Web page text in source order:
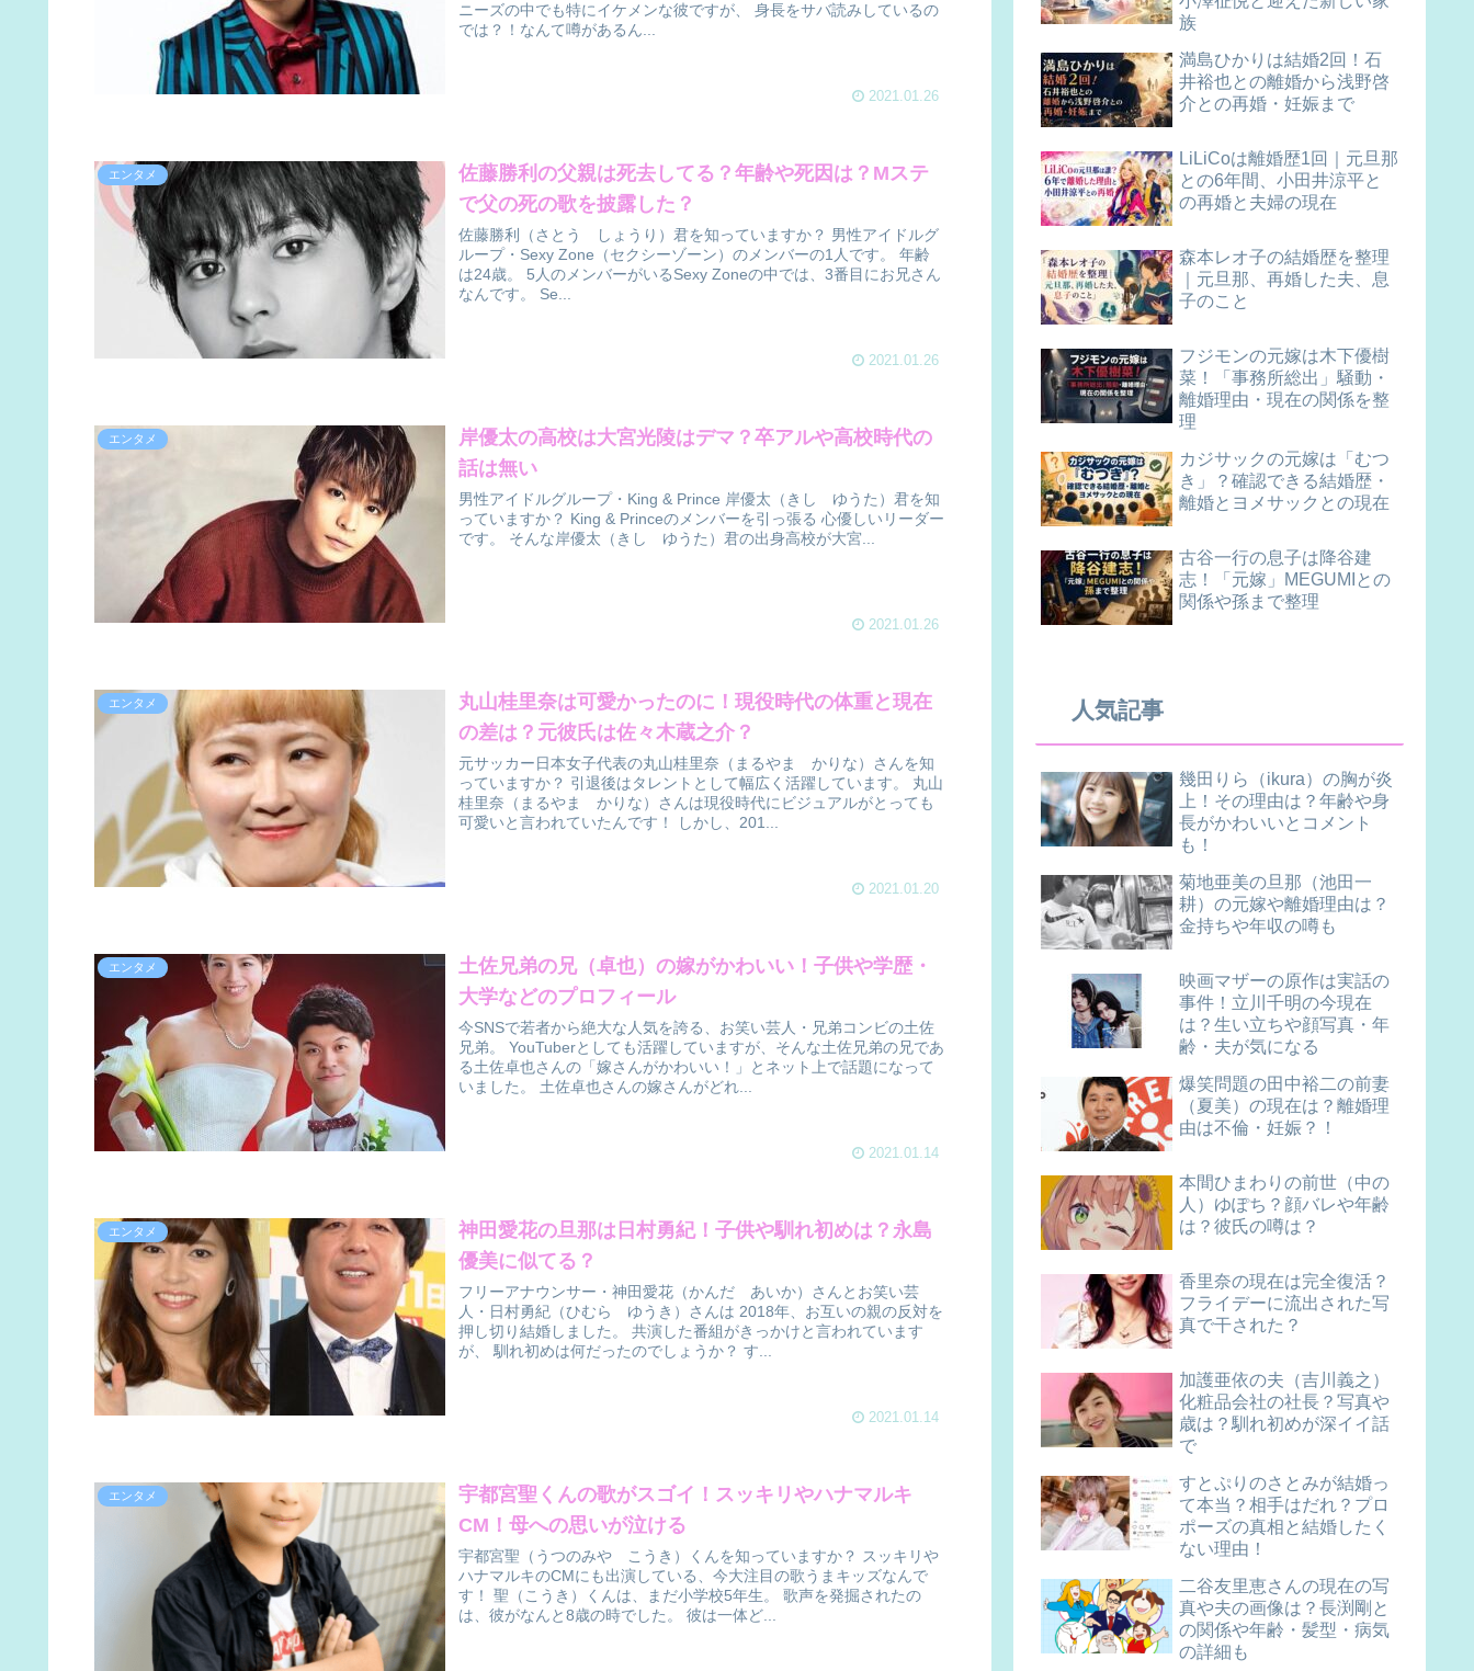
ニーズの中でも特にイケメンな彼ですが、 身長をサバ読みしているの
では？！なんて噂があるん...
2021.01.26
エンタメ
佐藤勝利の父親は死去してる？年齢や死因は？Mステ
で父の死の歌を披露した？
佐藤勝利（さとう しょうり）君を知っていますか？ 男性アイドルグ
ループ・Sexy Zone（セクシーゾーン）のメンバーの1人です。 年齢
は24歳。 5人のメンバーがいるSexy Zoneの中では、3番目にお兄さん
なんです。 Se...
2021.01.26
エンタメ
岸優太の高校は大宮光陵はデマ？卒アルや高校時代の
話は無い
男性アイドルグループ・King & Prince 岸優太（きし ゆうた）君を知
っていますか？ King & Princeのメンバーを引っ張る 心優しいリーダー
です。 そんな岸優太（きし ゆうた）君の出身高校が大宮...
2021.01.26
エンタメ
丸山桂里奈は可愛かったのに！現役時代の体重と現在
の差は？元彼氏は佐々木蔵之介？
元サッカー日本女子代表の丸山桂里奈（まるやま かりな）さんを知
っていますか？ 引退後はタレントとして幅広く活躍しています。 丸山
桂里奈（まるやま かりな）さんは現役時代にビジュアルがとっても
可愛いと言われていたんです！ しかし、201...
2021.01.20
エンタメ
土佐兄弟の兄（卓也）の嫁がかわいい！子供や学歴・
大学などのプロフィール
今SNSで若者から絶大な人気を誇る、お笑い芸人・兄弟コンビの土佐
兄弟。 YouTuberとしても活躍していますが、そんな土佐兄弟の兄であ
る土佐卓也さんの「嫁さんがかわいい！」とネット上で話題になって
いました。 土佐卓也さんの嫁さんがどれ...
2021.01.14
エンタメ
神田愛花の旦那は日村勇紀！子供や馴れ初めは？永島
優美に似てる？
フリーアナウンサー・神田愛花（かんだ あいか）さんとお笑い芸
人・日村勇紀（ひむら ゆうき）さんは 2018年、お互いの親の反対を
押し切り結婚しました。 共演した番組がきっかけと言われています
が、 馴れ初めは何だったのでしょうか？ す...
2021.01.14
エンタメ
宇都宮聖くんの歌がスゴイ！スッキリやハナマルキ
CM！母への思いが泣ける
宇都宮聖（うつのみや こうき）くんを知っていますか？ スッキリや
ハナマルキのCMにも出演している、今大注目の歌うまキッズなんで
す！ 聖（こうき）くんは、まだ小学校5年生。 歌声を発掘されたの
は、彼がなんと8歳の時でした。 彼は一体ど...
族
満島ひかりは結婚2回！石
井裕也との離婚から浅野啓
介との再婚・妊娠まで
LiLiCoは離婚歴1回｜元旦那
との6年間、小田井涼平と
の再婚と夫婦の現在
森本レオ子の結婚歴を整理
｜元旦那、再婚した夫、息
子のこと
フジモンの元嫁は木下優樹
菜！「事務所総出」騒動・
離婚理由・現在の関係を整
理
カジサックの元嫁は「むつ
き」？確認できる結婚歴・
離婚とヨメサックとの現在
古谷一行の息子は降谷建
志！「元嫁」MEGUMIとの
関係や孫まで整理
人気記事
幾田りら（ikura）の胸が炎
上！その理由は？年齢や身
長がかわいいとコメント
も！
菊地亜美の旦那（池田一
耕）の元嫁や離婚理由は？
金持ちや年収の噂も
映画マザーの原作は実話の
事件！立川千明の今現在
は？生い立ちや顔写真・年
齢・夫が気になる
爆笑問題の田中裕二の前妻
（夏美）の現在は？離婚理
由は不倫・妊娠？！
本間ひまわりの前世（中の
人）ゆぽち？顔バレや年齢
は？彼氏の噂は？
香里奈の現在は完全復活？
フライデーに流出された写
真で干された？
加護亜依の夫（吉川義之）
化粧品会社の社長？写真や
歳は？馴れ初めが深イイ話
で
すとぷりのさとみが結婚っ
て本当？相手はだれ？プロ
ポーズの真相と結婚したく
ない理由！
二谷友里恵さんの現在の写
真や夫の画像は？長渕剛と
の関係や年齢・髪型・病気
の詳細も